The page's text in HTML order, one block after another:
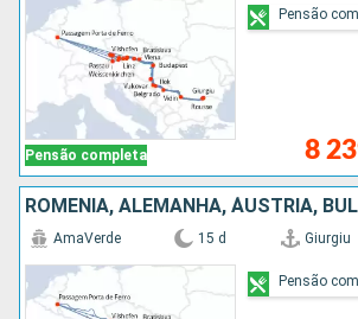
Pensão completa 8
Pensão
AmaVerde 15 d Giurgiu
Pensão